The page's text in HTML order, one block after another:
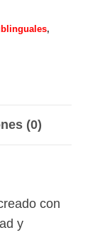
,
(0)
con
y